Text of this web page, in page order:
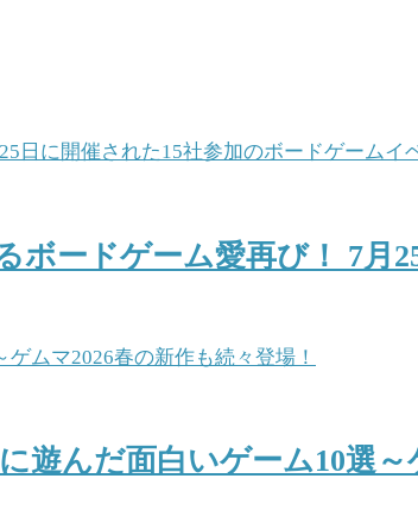
ボードゲーム愛再び！ 7月
遊んだ面白いゲーム10選